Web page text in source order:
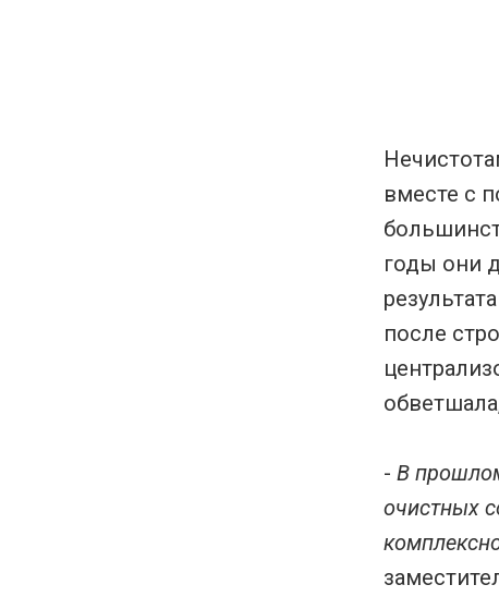
вместе с
годы они
после
- В
очистных